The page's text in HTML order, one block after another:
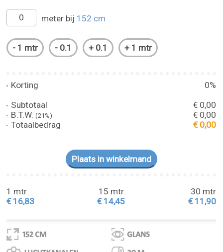
meter bij 152 cm
Korting
0%
Subtotaal
€ 0,00
B.T.W.(21%)
€ 0,00
Totaalbedrag
€ 0,00
1 mtr
€ 16,83
15 mtr
€ 14,45
30 mtr
€ 11,90